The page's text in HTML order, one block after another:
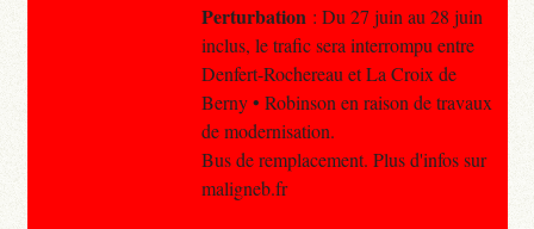
Perturbation : Du 27 juin au 28 juin
inclus, le trafic sera interrompu entre
Denfert-Rochereau et La Croix de
Berny • Robinson en raison de travaux
de modernisation.
Bus de remplacement. Plus d'infos sur
maligneb.fr